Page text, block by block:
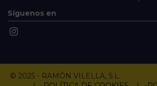
Síguenos en
© 2025 - RAMÓN VILELLA,